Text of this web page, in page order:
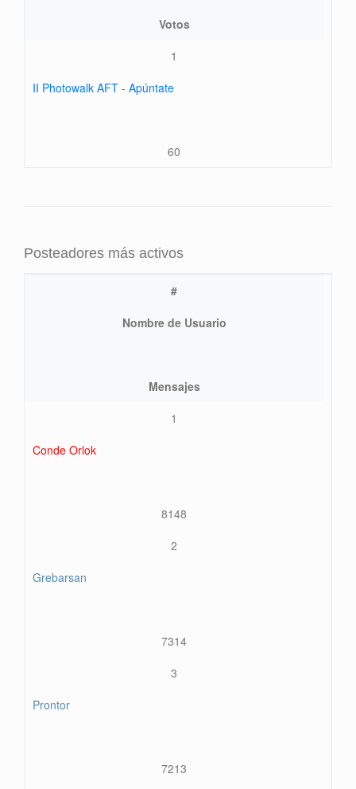
Votos
1
II Photowalk AFT - Apúntate
60
Posteadores más activos
#
Nombre de Usuario
Mensajes
1
Conde Orlok
8148
2
Grebarsan
7314
3
Prontor
7213